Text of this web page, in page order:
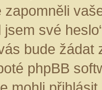
jsem své
bude
phpBB